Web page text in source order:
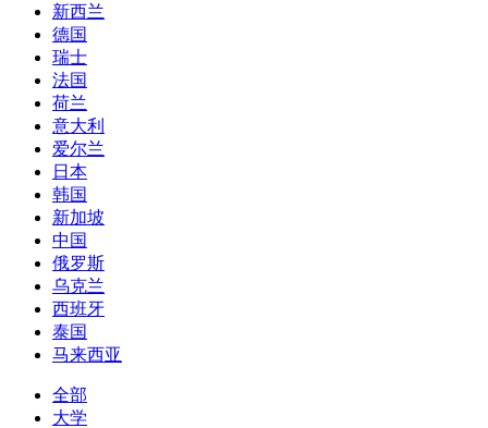
新西兰
德国
瑞士
法国
荷兰
意大利
爱尔兰
日本
韩国
新加坡
中国
俄罗斯
乌克兰
西班牙
泰国
马来西亚
全部
大学